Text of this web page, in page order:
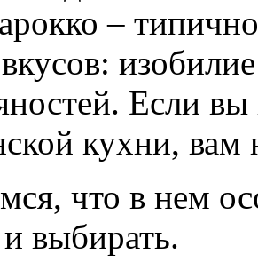
– типично
Если
кухни, вам
что в нем
выбирать.